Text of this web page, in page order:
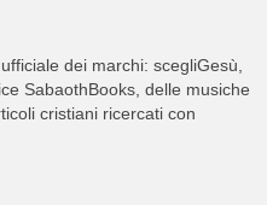
dei marchi: scegliGesù,
SabaothBooks, delle musiche
cristiani ricercati con